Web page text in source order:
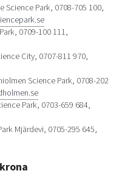
Science Park, 0708-705 100,
0709-100 111,
City, 0707-811 970,
Science Park, 0708-202
Park, 0703-659 684,
Mjärdevi, 0705-295 645,